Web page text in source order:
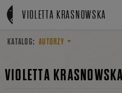
Linki do przejścia
VIOLETTA KRASNOWSKA
KATALOG: AUTORZY
VIOLETTA KRASNOWSKA